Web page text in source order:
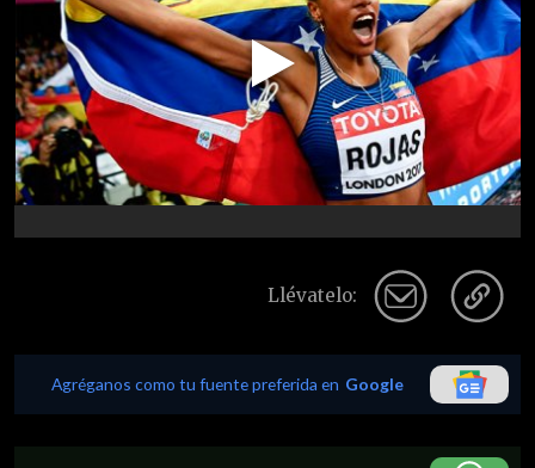
Play
Video
Llévatelo:
Agréganos como tu fuente preferida en Google